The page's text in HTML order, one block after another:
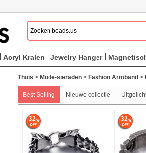
Acryl Kralen Jewelry Hanger
Thuis > Mode-sieraden> Fashion Armband >
Best Selling Nieuwe collectie Uitgelicht
32 32